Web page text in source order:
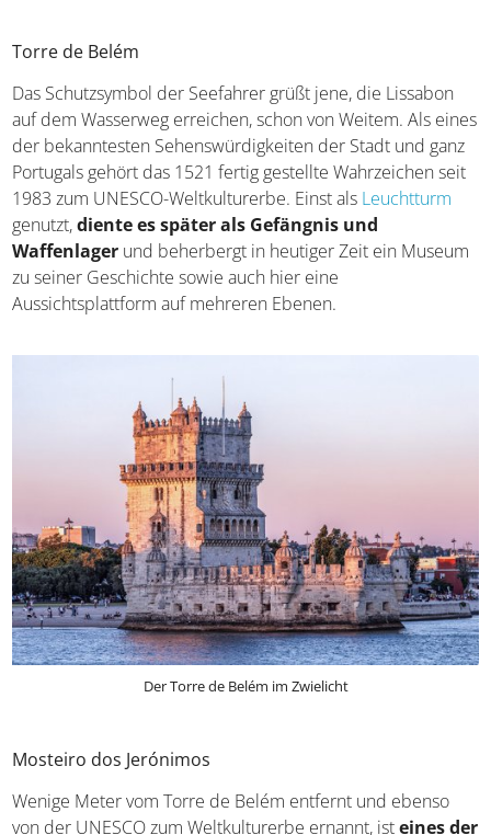
Torre de Belém
Das Schutzsymbol der Seefahrer grüßt jene, die Lissabon
auf dem Wasserweg erreichen, schon von Weitem. Als eines
der bekanntesten Sehenswürdigkeiten der Stadt und ganz
Portugals gehört das 1521 fertig gestellte Wahrzeichen seit
1983 zum UNESCO-Weltkulturerbe. Einst als Leuchtturm
genutzt,diente es später als Gefängnis und
Waffenlager und beherbergt in heutiger Zeit ein Museum
zu seiner Geschichte sowie auch hier eine
Aussichtsplattform auf mehreren Ebenen.
Der Torre de Belém im Zwielicht
Mosteiro dos Jerónimos
Wenige Meter vom Torre de Belém entfernt und ebenso
von der UNESCO zum Weltkulturerbe ernannt, isteines der